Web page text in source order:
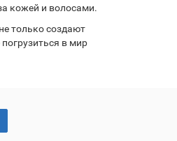
кожей и волосами.
только создают
в мир